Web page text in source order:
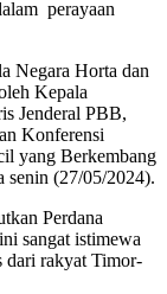
perayaan
Negara Horta dan
Kepala
Jenderal PBB,
Konferensi
yang Berkembang
senin (27/05/2024).
Perdana
sangat istimewa
dari rakyat Timor-